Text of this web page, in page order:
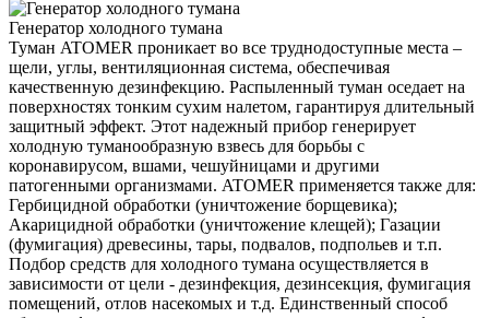
Генератор холодного тумана
Туман ATOMER проникает во все труднодоступные места –
щели, углы, вентиляционная система, обеспечивая
качественную дезинфекцию. Распыленный туман оседает на
поверхностях тонким сухим налетом, гарантируя длительный
защитный эффект. Этот надежный прибор генерирует
холодную туманообразную взвесь для борьбы с
коронавирусом, вшами, чешуйницами и другими
патогенными организмами. ATOMER применяется также для:
Гербицидной обработки (уничтожение борщевика);
Акарицидной обработки (уничтожение клещей); Газации
(фумигация) древесины, тары, подвалов, подпольев и т.п.
Подбор средств для холодного тумана осуществляется в
зависимости от цели - дезинфекция, дезинсекция, фумигация
помещений, отлов насекомых и т.д. Единственный способ